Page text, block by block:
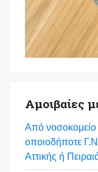
Αμοιβαίες
Από
οποιοδήποτε
Αττικής ή